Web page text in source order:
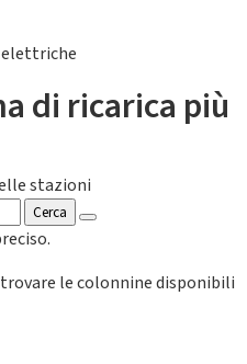
elettriche
di ricarica più
stazioni
Cerca
le colonnine disponibili